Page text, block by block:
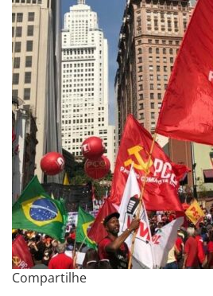
Compartilhe